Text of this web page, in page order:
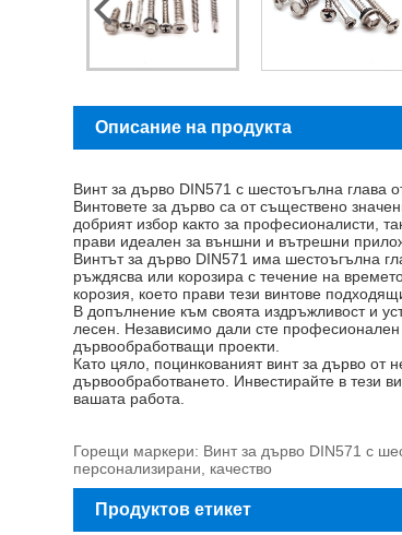
Описание на продукта
Винт за дърво DIN571 с шестоъгълна глава
Винтовете за дърво са от съществено
добрият избор както за професионалисти,
прави идеален за външни и вътрешни
Винтът за дърво DIN571 има шестоъгълна
ръждясва или корозира с течение на
корозия, което прави тези винтове
В допълнение към своята издръжливост и
лесен. Независимо дали сте професионален
дървообработващи проекти.
Като цяло, поцинкованият винт за дърво
дървообработването. Инвестирайте в тези
вашата работа.
Горещи маркери: Винт за дърво DIN571 с
персонализирани, качество
Продуктов етикет